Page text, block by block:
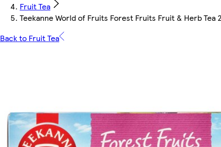
Fruit Tea
Teekanne World of Fruits Forest Fruits Fruit & Herb Tea
Back to Fruit Tea